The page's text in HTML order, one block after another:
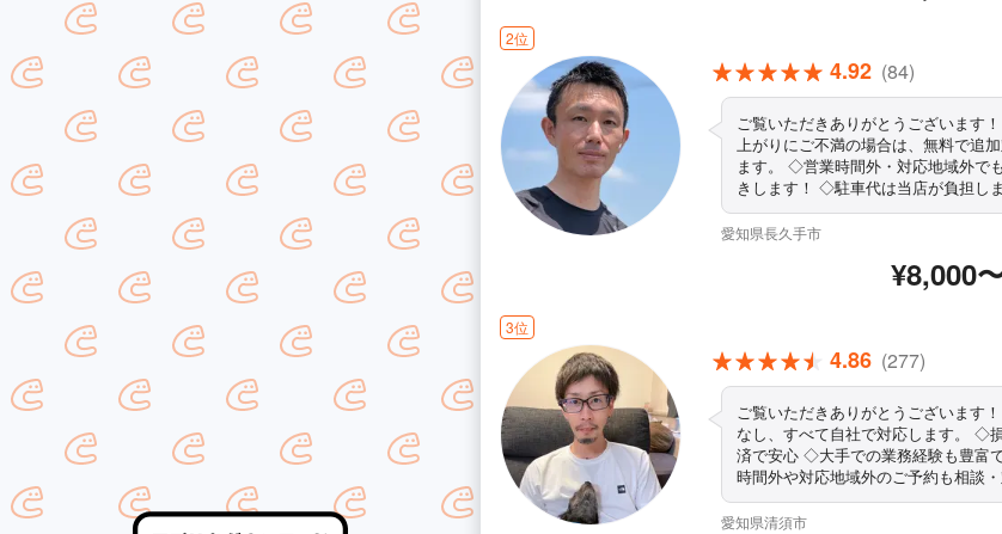
2位
4.92 (84)
ご覧いただきありがとうございます！ ◇作業や
上がりにご不満の場合は、無料で追
ます。 ◇営業時間外・対応地域外で
きします！ ◇駐車代は当店が負担し
対応します！ぜひ当店にお任せください まず
気軽にご相談ください！
愛知県長久手市
¥8,000
3位
4.86 (277)
ご覧いただきありがとうございます！ ◇作業外
なし、すべて自社で対応します。 ◇
済で安心 ◇大手での業務経験も豊富
時間外や対応地域外のご予約も相談
駐車場代当店負担 ご依頼お待
愛知県清須市